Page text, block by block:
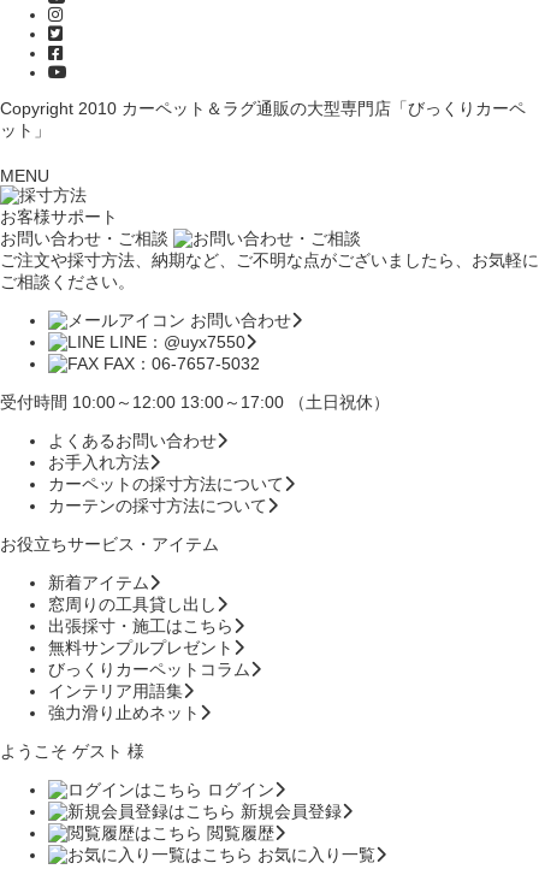
Copyright 2010 カーペット＆ラグ通販の大型専門店「びっくりカーペ
ット」
MENU
お客様サポート
お問い合わせ・ご相談
ご注文や採寸方法、納期など、ご不明な点がございましたら、お気軽に
ご相談ください。
お問い合わせ
LINE：@uyx7550
FAX：06-7657-5032
受付時間 10:00～12:00 13:00～17:00 （土日祝休）
よくあるお問い合わせ
お手入れ方法
カーペットの採寸方法について
カーテンの採寸方法について
お役立ちサービス・アイテム
新着アイテム
窓周りの工具貸し出し
出張採寸・施工はこちら
無料サンプルプレゼント
びっくりカーペットコラム
インテリア用語集
強力滑り止めネット
ようこそ ゲスト 様
ログイン
新規会員登録
閲覧履歴
お気に入り一覧